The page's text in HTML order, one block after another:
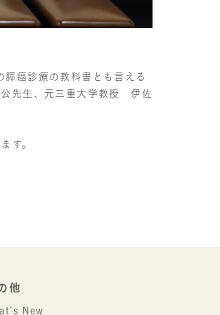
癌診療の教科書とも言える
公先生、元三重大学教授 伊佐
す。
他
New